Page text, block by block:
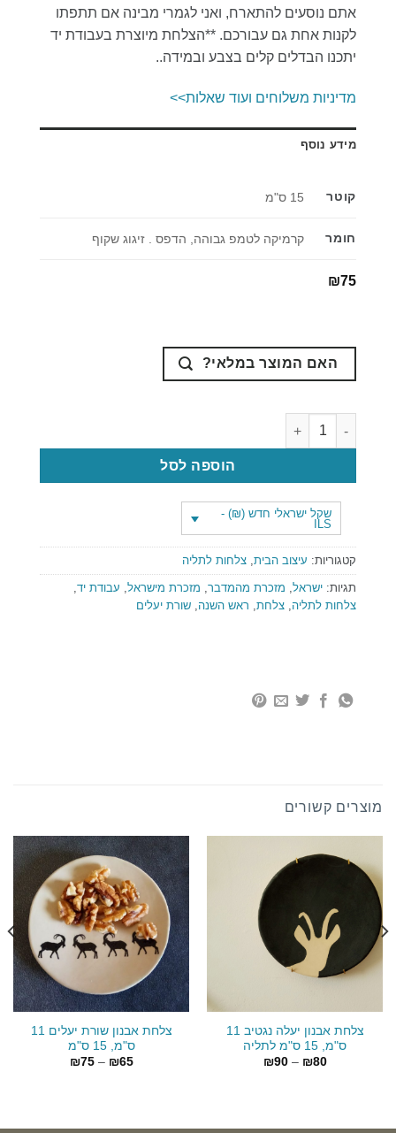
אתם נוסעים להתארח, ואני לגמרי מבינה אם תתפתו
לקנות אחת גם עבורכם. **הצלחת מיוצרת בעבודת יד
יתכנו הבדלים קלים בצבע ובמידה..
מדיניות משלוחים ועוד שאלות>>
מידע נוסף
קוטר 15 ס"מ
חומר קרמיקה לטמפ גבוהה, הדפס . זיגוג שקוף
₪75
האם המוצר במלאי?
כמות של צלחת אבנון יעל מקווקו 11 ס"מ לתליה
הוספה לסל
שקל ישראלי חדש (₪) -
ILS
קטגוריות: עיצוב הבית צלחות לתליה
תגיות: ישראל מזכרת מהמדבר מזכרת מישראל עבודת יד
צלחות לתליה צלחת ראש השנה שורת יעלים
מוצרים קשורים
צלחת אבנון יעלה נגטיב 11
ס"מ, 15 ס"מ לתליה
₪80
–
₪90
צלחת אבנון שורת יעלים 11
ס"מ, 15 ס"מ
₪65
–
₪75